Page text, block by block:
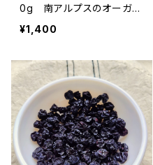
0g 南アルプスのオーガニ
ック・ドライフルーツ
¥1,400